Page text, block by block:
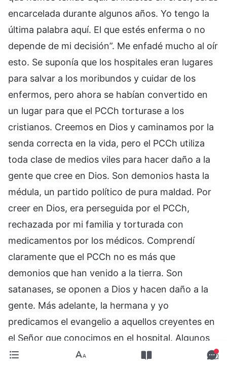
encarcelada durante algunos años. Yo tengo la
última palabra aquí. El que estés enferma o no
depende de mi decisión”. Me enfadé mucho al oír
esto. Se suponía que los hospitales eran lugares
para salvar a los moribundos y cuidar de los
enfermos, pero ahora se habían convertido en
un lugar para que el PCCh torturase a los
cristianos. Creemos en Dios y caminamos por la
senda correcta en la vida, pero el PCCh utiliza
toda clase de medios viles para hacer daño a la
gente que cree en Dios. Son demonios hasta la
médula, un partido político de pura maldad. Por
creer en Dios, era perseguida por el PCCh,
rechazada por mi familia y torturada con
medicamentos por los médicos. Comprendí
claramente que el PCCh no es más que
demonios que han venido a la tierra. Son
satanases, se oponen a Dios y hacen daño a la
gente. Más adelante, la hermana y yo
predicamos el evangelio a aquellos creyentes en
el Señor que conocimos en el hospital. Algunos
fueron enviados al hospital para ser tratados de